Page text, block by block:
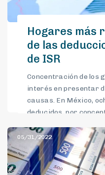
Hogares más
de las
de ISR
Concentración de los
interés en presentar
causas. En México,
deducidos, por
de acuerdo con la
05/31/2022